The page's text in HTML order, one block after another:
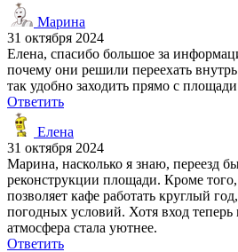
Марина
31 октября 2024
Елена, спасибо большое за
почему они решили переехать
так удобно заходить прямо с
Ответить
Елена
31 октября 2024
Марина, насколько я знаю, переезд
реконструкции площади. Кроме
позволяет кафе работать круглый
погодных условий. Хотя вход теперь
атмосфера стала уютнее.
Ответить